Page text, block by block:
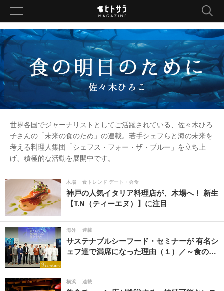
toggle
世界各国でジャーナリストとしてご活躍されている、佐々木ひろ
子さんの「未来の食のため」の連載。若手シェフらと海の未来を
考える料理人集団「シェフス・フォー・ザ・ブルー」を立ち上
げ、積極的な活動を展開中です。
木場 食トレンド デート・会食
神戸の人気イタリア料理店が、木場へ！ 新生
【T.N（ティーエヌ）】に注目
海外 連載
サステナブルシーフード・セミナーが 有名シ
ェフ達で満席になった理由（１）／～食の…
横浜 連載